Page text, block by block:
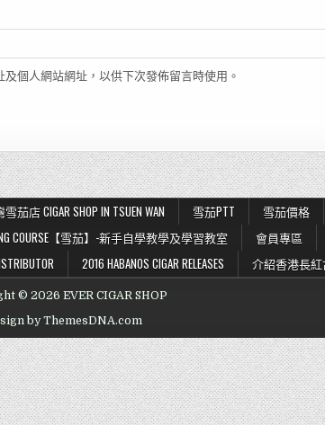
個人網站網址，以供下次發佈留言時使用。
茄店 CIGAR SHOP IN TSUEN WAN 雪茄PTT 雪茄價格
COURSE【雪茄】-新手自學教學及學習教室 會員專區
2016 HABANOS CIGAR RELEASES 介紹香港長紅
© 2026 EVER CIGAR SHOP
by ThemesDNA.com